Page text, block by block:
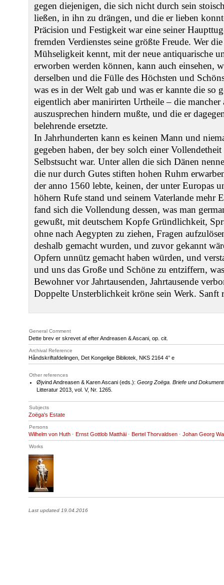
gegen diejenigen, die sich nicht durch sein
ließen, in ihn zu drängen, und die er lieben
Präcision und Festigkeit war eine seiner
fremden Verdienstes seine größte Freude. Wer
Mühseligkeit kennt, mit der neue antiquarische
erworben werden können, kann auch einsehen,
derselben und die Fülle des Höchsten und
was es in der Welt gab und was er kannte die so
eigentlich aber manirirten Urtheile – die
auszusprechen hindern mußte, und die er
belehrende ersetzte.
In Jahrhunderten kann es keinen Mann und
gegeben haben, der bey solch einer
Selbstsucht war. Unter allen die sich Dänen
die nur durch Gutes stiften hohen Ruhm
der anno 1560 lebte, keinen, der unter Europas
höhern Rufe stand und seinem Vaterlande mehr
fand sich die Vollendung dessen, was man
gewußt, mit deutschem Kopfe Gründlichkeit,
ohne nach Aegypten zu ziehen, Fragen
deshalb gemacht wurden, und zuvor gekannt
Opfern unnütz gemacht haben würden, und
und uns das Große und Schöne zu entziffern,
Bewohner vor Jahrtausenden, Jahrtausende
Doppelte Unsterblichkeit kröne sein Werk.
General Comment
Dette brev er skrevet af efter Andreasen & Ascani, op. cit.
Archival Reference
Håndskriftafdelingen, Det Kongelige Bibliotek, NKS 2164 4° e
Other references
Øjvind Andreasen & Karen Ascani (eds.): Georg Zoëga. Briefe und
Litteratur 2013, vol. V, Nr. 1265.
Subjects
Zoëga's Estate
Persons
Wilhelm von Huth · Ernst Gottlob Matthäi · Bertel Thorvaldsen · Johan Georg
Works
Last updated 19.04.2016